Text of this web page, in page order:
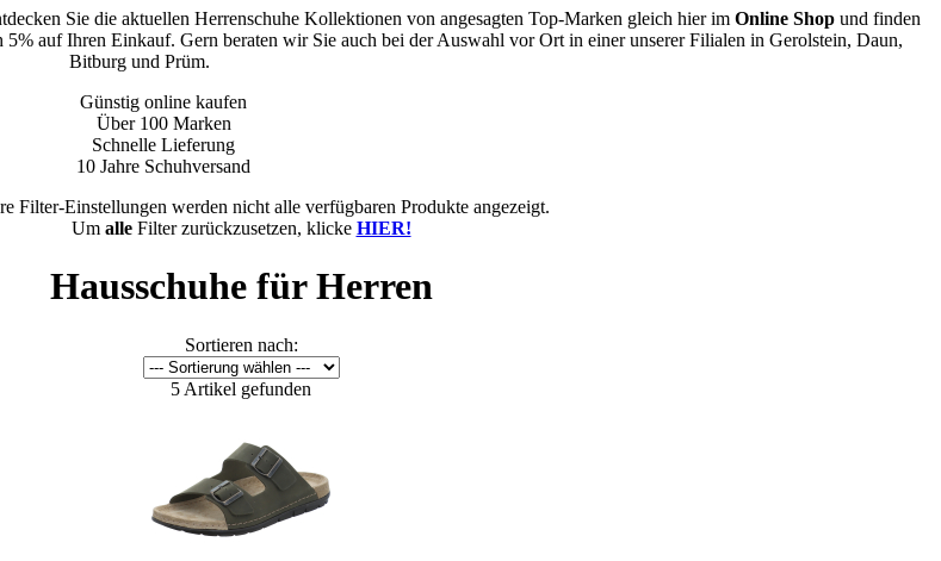
Sie die aktuellen Herrenschuhe Kollektionen von angesagten Top-Marken gleich hier im Online Shop und finden
auf Ihren Einkauf. Gern beraten wir Sie auch bei der Auswahl vor Ort in einer unserer Filialen in Gerolstein, Daun,
Bitburg und Prüm.
Günstig online kaufen
Über 100 Marken
Schnelle Lieferung
10 Jahre Schuhversand
Filter-Einstellungen werden nicht alle verfügbaren Produkte angezeigt.
Um alleFilter zurückzusetzen, klicke HIER!
Hausschuhe für Herren
Sortieren nach:
5 Artikel gefunden